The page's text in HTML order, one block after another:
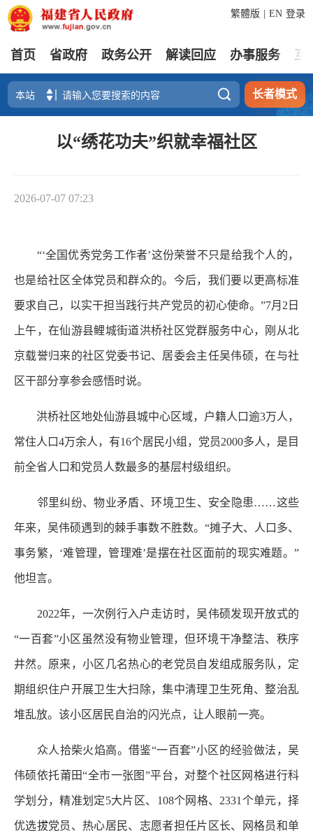
登录
繁體版 EN
首页 省政府 政务公开 解读回应 办事服务 互
 长者模式
以“绣花功夫”织就幸福社区
2026-07-07 07:23
“‘全国优秀党务工作者’这份荣誉不只是给我个人的，
也是给社区全体党员和群众的。今后，我们要以更高标准
要求自己，以实干担当践行共产党员的初心使命。”7月2日
上午，在仙游县鲤城街道洪桥社区党群服务中心，刚从北
京载誉归来的社区党委书记、居委会主任吴伟硕，在与社
区干部分享参会感悟时说。
洪桥社区地处仙游县城中心区域，户籍人口逾3万人，
常住人口4万余人，有16个居民小组，党员2000多人，是目
前全省人口和党员人数最多的基层村级组织。
邻里纠纷、物业矛盾、环境卫生、安全隐患……这些
年来，吴伟硕遇到的棘手事数不胜数。“摊子大、人口多、
事务繁，‘难管理，管理难’是摆在社区面前的现实难题。”
他坦言。
2022年，一次例行入户走访时，吴伟硕发现开放式的
“一百套”小区虽然没有物业管理，但环境干净整洁、秩序
井然。原来，小区几名热心的老党员自发组成服务队，定
期组织住户开展卫生大扫除，集中清理卫生死角、整治乱
堆乱放。该小区居民自治的闪光点，让人眼前一亮。
众人拾柴火焰高。借鉴“一百套”小区的经验做法，吴
伟硕依托莆田“全市一张图”平台，对整个社区网格进行科
学划分，精准划定5大片区、108个网格、2331个单元，择
优选拔党员、热心居民、志愿者担任片区长、网格员和单